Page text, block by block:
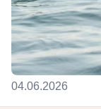
04.06.2026